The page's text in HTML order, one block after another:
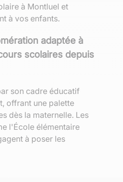
à Montluel et
à vos enfants.
adaptée à
scolaires depuis
son cadre éducatif
offrant une palette
dès la maternelle. Les
l'École élémentaire
à poser les